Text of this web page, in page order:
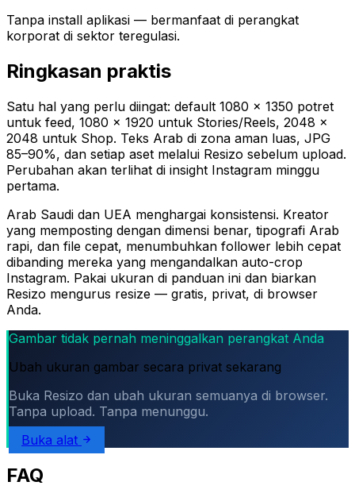
Tanpa install aplikasi — bermanfaat di perangkat
korporat di sektor teregulasi.
Ringkasan praktis
Satu hal yang perlu diingat: default 1080 × 1350 potret
untuk feed, 1080 × 1920 untuk Stories/Reels, 2048 ×
2048 untuk Shop. Teks Arab di zona aman luas, JPG
85–90%, dan setiap aset melalui Resizo sebelum upload.
Perubahan akan terlihat di insight Instagram minggu
pertama.
Arab Saudi dan UEA menghargai konsistensi. Kreator
yang memposting dengan dimensi benar, tipografi Arab
rapi, dan file cepat, menumbuhkan follower lebih cepat
dibanding mereka yang mengandalkan auto-crop
Instagram. Pakai ukuran di panduan ini dan biarkan
Resizo mengurus resize — gratis, privat, di browser
Anda.
Gambar tidak pernah meninggalkan perangkat Anda
Ubah ukuran gambar secara privat sekarang
Buka Resizo dan ubah ukuran semuanya di browser.
Tanpa upload. Tanpa menunggu.
Buka alat
FAQ